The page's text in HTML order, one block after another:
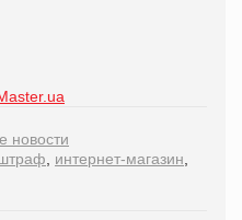
новости
интернет-магазин